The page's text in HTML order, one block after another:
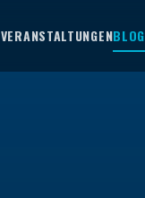
VERANSTALTUNGENBLOG